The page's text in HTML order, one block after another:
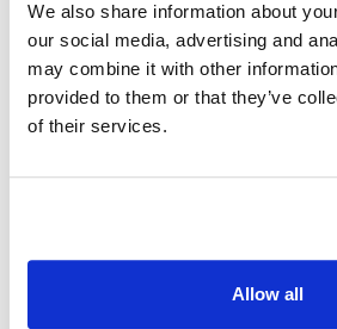
We also share information about
our social media, advertising and
may combine it with other
provided to them or that they’ve
of their services.
Allow all
通过 IPnux 采用业界最高质量的
理经过精心策划，可提供卓越的
安全性和无缝的在线匿名性。 相
所有代理需求的质量承诺，包括
住宅代理。